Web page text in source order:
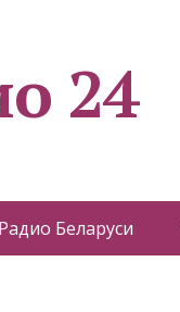
24
Радио Беларуси